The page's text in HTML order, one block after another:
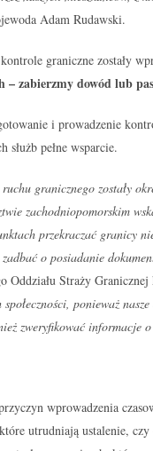
Adam Rudawski.
graniczne zostały
– zabierzmy dowód lub
i prowadzenie
służb pełne wsparcie.
granicznego zostały
zachodniopomorskim
przekraczać granicy
o posiadanie
Oddziału Straży
ponieważ
zweryfikować informacje
wprowadzenia
utrudniają ustalenie,